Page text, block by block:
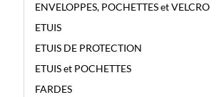
ENVELOPPES, POCHETTES et VELCRO
ETUIS
ETUIS DE PROTECTION
ETUIS et POCHETTES
FARDES
CLASSEUR 2 ANNEAUX A5 PP ASS
POLYPRO ASSORTI AURORA DIN